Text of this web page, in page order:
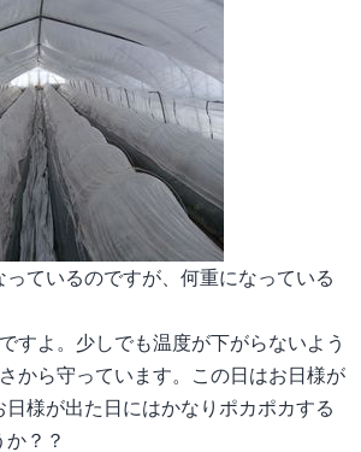
ているのですが、何重になっている
すよ。少しでも温度が下がらないよう
から守っています。この日はお日様が
様が出た日にはかなりポカポカする
？？